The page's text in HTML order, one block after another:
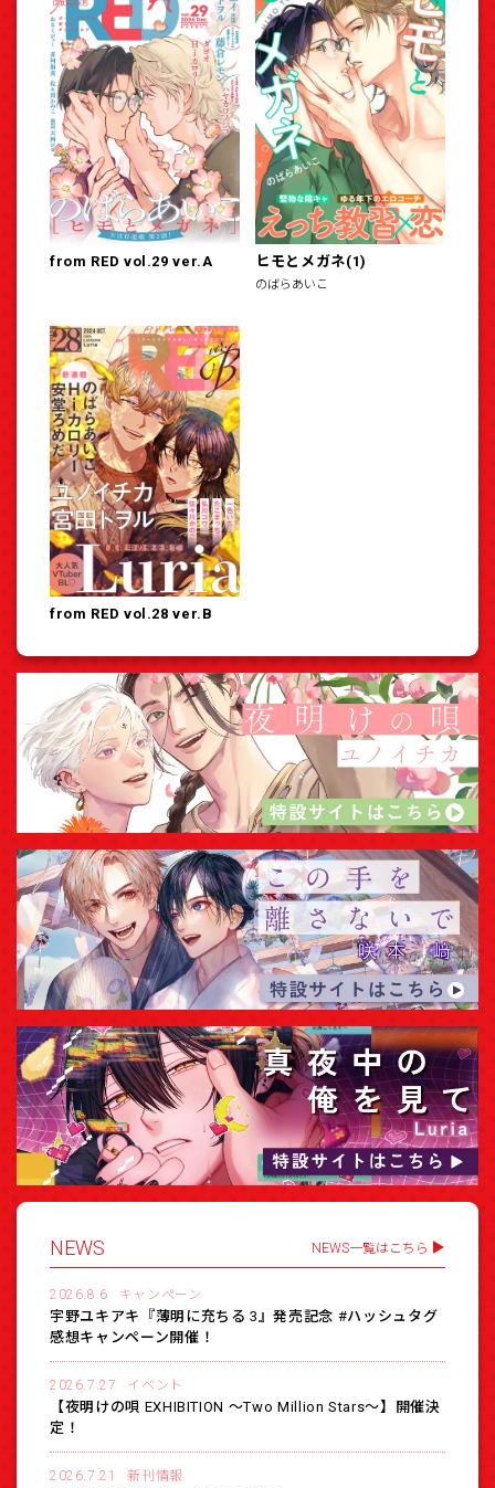
from RED vol.29 ver.A ヒモとメガネ(1)
のばらあいこ
from RED vol.28 ver.B
NEWS NEWS一覧はこちら
2026.8.6 キャンペーン
宇野ユキアキ『薄明に充ちる 3』発売記念 #ハッシュタグ
感想キャンペーン開催！
2026.7.27 イベント
【夜明けの唄 EXHIBITION 〜Two Million Stars〜】開催決
定！
2026.7.21 新刊情報